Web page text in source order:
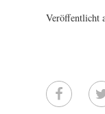
Veröffentlicht